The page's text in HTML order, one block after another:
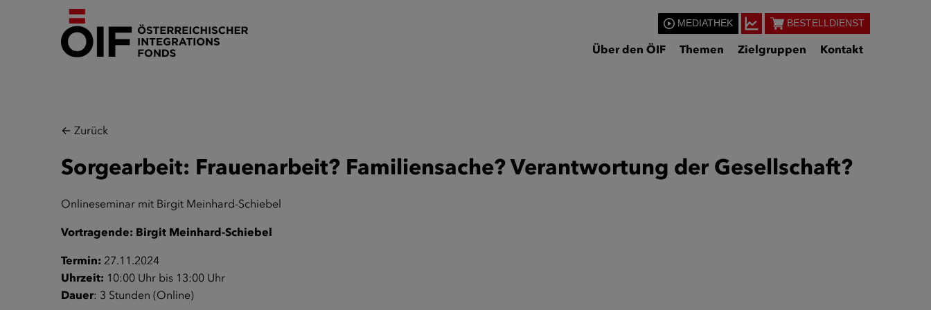
MEDIATHEK BESTELLDIENST
Über den ÖIF Themen Zielgruppen Kontakt
← Zurück
Sorgearbeit: Frauenarbeit? Familiensache? Verantwortung der Gesellschaft?
Onlineseminar mit Birgit Meinhard-Schiebel
Vortragende: Birgit Meinhard-Schiebel
Termin: 27.11.2024
Uhrzeit: 10:00 Uhr bis 13:00 Uhr
Dauer: 3 Stunden (Online)